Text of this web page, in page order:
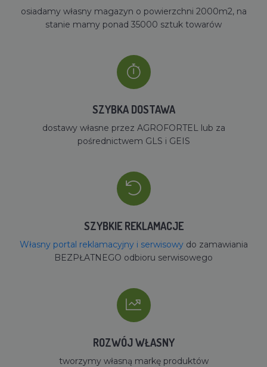
osiadamy własny magazyn o powierzchni 2000m2, na
stanie mamy ponad 35000 sztuk towarów
SZYBKA DOSTAWA
dostawy własne przez AGROFORTEL lub za
pośrednictwem GLS i GEIS
SZYBKIE REKLAMACJE
Własny portal reklamacyjny i serwisowydo zamawiania
BEZPŁATNEGO odbioru serwisowego
ROZWÓJ WŁASNY
tworzymy własną markę produktów